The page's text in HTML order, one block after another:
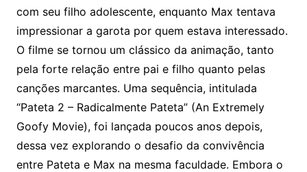
com seu filho adolescente, enquanto Max tentava
impressionar a garota por quem estava interessado.
O filme se tornou um clássico da animação, tanto
pela forte relação entre pai e filho quanto pelas
canções marcantes. Uma sequência, intitulada
“Pateta 2 – Radicalmente Pateta” (An Extremely
Goofy Movie), foi lançada poucos anos depois,
dessa vez explorando o desafio da convivência
entre Pateta e Max na mesma faculdade. Embora o